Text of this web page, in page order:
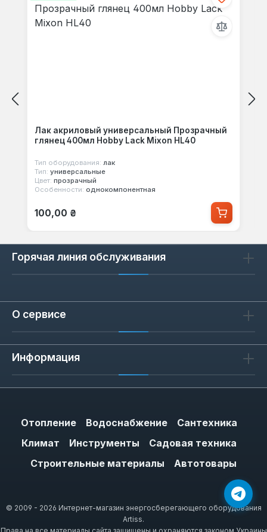
Лак акриловый универсальный Прозрачный
глянец 400мл Hobby Lack Mixon HL40
Тип оборудования: лак
Тип: универсальные
Цвет: прозрачный
Особенности: однокомпонентная
Обычная цена:
100,00 ₴
Горячая линия обслуживания
О сервисе
Информация
Отопление Водоснабжение
Сантехника
Климат
Инструменты
Садовая техника
Строительные материалы
Автотовары
© 2009 - 2026 Интернет-магазин энергосберегающего оборудования
Artiss.